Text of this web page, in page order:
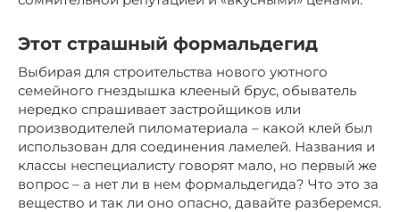
Этот страшный формальдегид
Выбирая для строительства нового уютного
семейного гнездышка клееный брус, обыватель
нередко спрашивает застройщиков или
производителей пиломатериала – какой клей был
использован для соединения ламелей. Названия и
классы неспециалисту говорят мало, но первый же
вопрос – а нет ли в нем формальдегида? Что это за
вещество и так ли оно опасно, давайте разберемся.